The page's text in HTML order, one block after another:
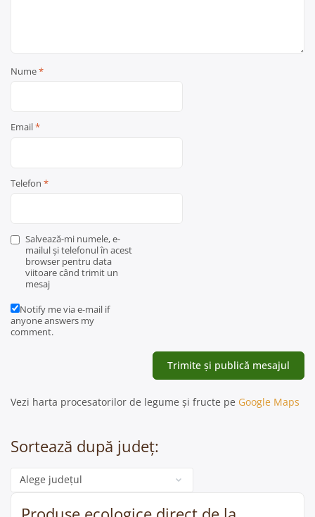
Nume*
Email*
Telefon *
Salvează-mi numele, e-
mailul și telefonul în acest
browser pentru data
viitoare când trimit un
mesaj
Notify me via e-mail if
anyone answers my
comment.
Vezi harta procesatorilor de legume și fructe pe Google Maps
Sortează după județ:
Categorie